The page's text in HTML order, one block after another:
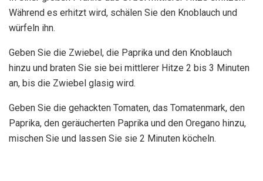
Während es erhitzt wird, schälen Sie den Knoblauch und
würfeln ihn.
Geben Sie die Zwiebel, die Paprika und den Knoblauch
hinzu und braten Sie sie bei mittlerer Hitze 2 bis 3 Minuten
an, bis die Zwiebel glasig wird.
Geben Sie die gehackten Tomaten, das Tomatenmark, den
Paprika, den geräucherten Paprika und den Oregano hinzu,
mischen Sie und lassen Sie sie 2 Minuten köcheln.